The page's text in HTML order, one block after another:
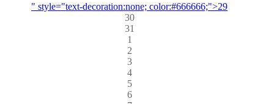
" style="text-decoration:none; color:#666666;">29
30
31
1
2
3
4
5
6